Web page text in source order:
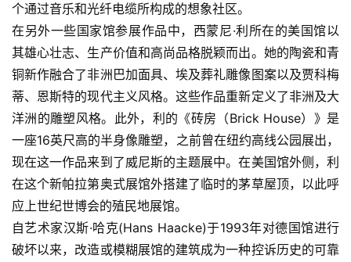
个通过音乐和光纤电缆所构成的想象社区。
在另外一些国家馆参展作品中，西蒙尼·利所在的美国馆以
其雄心壮志、生产价值和高尚品格脱颖而出。她的陶瓷和青
铜新作融合了非洲巴加面具、埃及葬礼雕像图案以及贾科梅
蒂、恩斯特的现代主义风格。这些作品重新定义了非洲及大
洋洲的雕塑风格。此外，利的《砖房（Brick House）》是
一座16英尺高的半身像雕塑，之前曾在纽约高线公园展出，
现在这一作品来到了威尼斯的主题展中。在美国馆外侧，利
在这个新帕拉第奥式展馆外搭建了临时的茅草屋顶，以此呼
应上世纪世博会的殖民地展馆。
自艺术家汉斯·哈克(Hans Haacke)于1993年对德国馆进行
破坏以来，改造或模糊展馆的建筑成为一种控诉历史的可靠